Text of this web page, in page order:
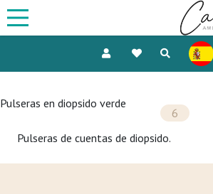
Pulseras en diopsido verde
6
Pulseras de cuentas de diopsido.